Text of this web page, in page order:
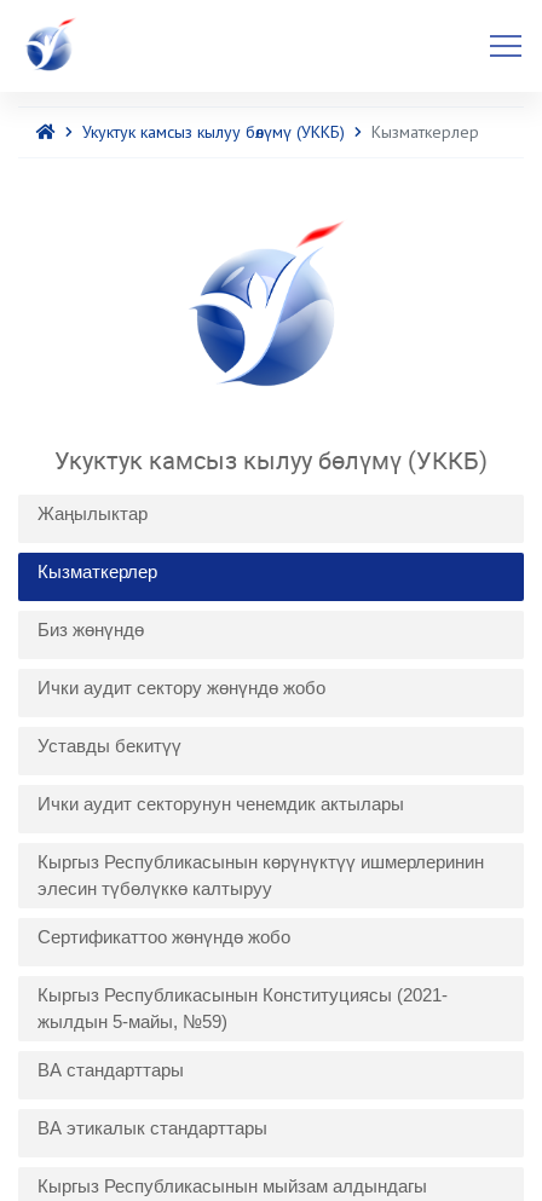
Укуктук камсыз кылуу бөлүмү (УККБ) Кызматкерлер
Укуктук камсыз кылуу бөлүмү (УККБ)
Жаңылыктар
Кызматкерлер
Биз жөнүндө
Ички аудит сектору жөнүндө жобо
Уставды бекитүү
Ички аудит секторунун ченемдик актылары
Кыргыз Республикасынын көрүнүктүү ишмерлеринин
элесин түбөлүккө калтыруу
Сертификаттоо жөнүндө жобо
Кыргыз Республикасынын Конституциясы (2021-
жылдын 5-майы, №59)
ВА стандарттары
ВА этикалык стандарттары
Кыргыз Республикасынын мыйзам алдындагы